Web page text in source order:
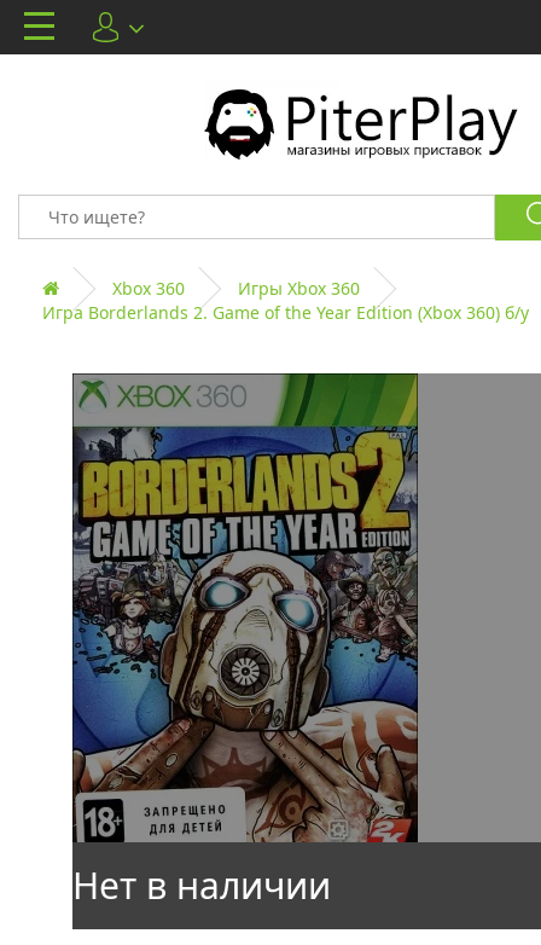
Xbox 360
Игры Xbox 360
Игра Borderlands 2. Game of the Year Edition (Xbox 360) б/у